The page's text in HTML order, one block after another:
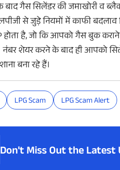
गैस सिलेंडर की जमाखोरी व
से जुड़े नियमों में काफी
होता है, जो कि आपको गैस बुक
शेयर करने के बाद ही आपको
बना रहे हैं।
LPG Scam LPG Scam Alert
Don't Miss Out the Latest